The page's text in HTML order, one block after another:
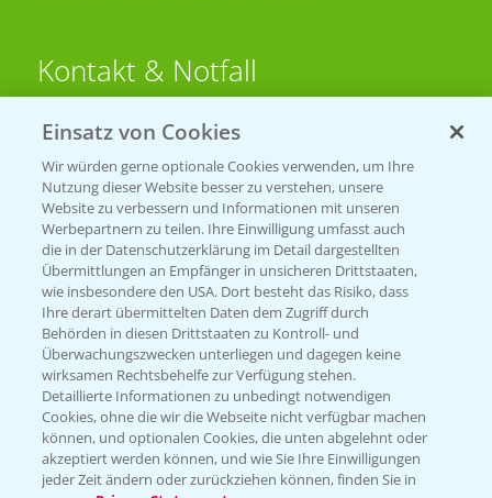
Kontakt & Notfall
Beratung auf WhatsApp
T.+49 (0)174 346 564 1
KONTAKT
Hilfe in Notfällen
T.+49 (0)214/30-20220
Einsatz von Cookies
Wir würden gerne optionale Cookies verwenden, um Ihre
Nutzung dieser Website besser zu verstehen, unsere
Website zu verbessern und Informationen mit unseren
Werbepartnern zu teilen. Ihre Einwilligung umfasst auch
die in der Datenschutzerklärung im Detail dargestellten
Übermittlungen an Empfänger in unsicheren Drittstaaten,
wie insbesondere den USA. Dort besteht das Risiko, dass
Ihre derart übermittelten Daten dem Zugriff durch
Behörden in diesen Drittstaaten zu Kontroll- und
Überwachungszwecken unterliegen und dagegen keine
wirksamen Rechtsbehelfe zur Verfügung stehen.
Detaillierte Informationen zu unbedingt notwendigen
Cookies, ohne die wir die Webseite nicht verfügbar machen
können, und optionalen Cookies, die unten abgelehnt oder
akzeptiert werden können, und wie Sie Ihre Einwilligungen
jeder Zeit ändern oder zurückziehen können, finden Sie in